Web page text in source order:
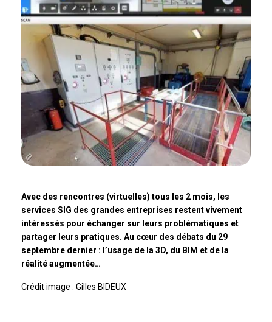
Avec des rencontres (virtuelles) tous les 2 mois, les
services SIG des grandes entreprises restent vivement
intéressés pour échanger sur leurs problématiques et
partager leurs pratiques. Au cœur des débats du 29
septembre dernier : l’usage de la 3D, du BIM et de la
réalité augmentée…
Crédit image : Gilles BIDEUX